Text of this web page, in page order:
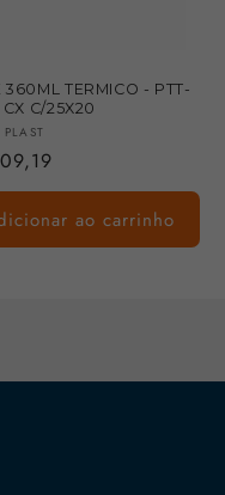
360ML TERMICO - PTT-
C/25X20
ao carrinho